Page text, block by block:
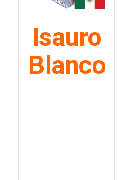
Isauro
Blanco